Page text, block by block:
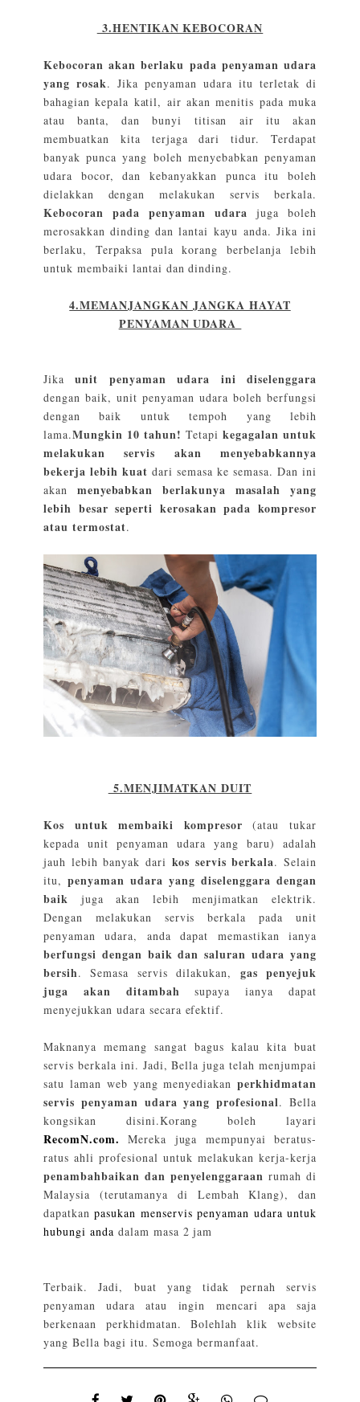
3.HENTIKAN KEBOCORAN
Kebocoran akan berlaku pada penyaman udara
yang rosak. Jika penyaman udara itu terletak di
bahagian kepala katil, air akan menitis pada muka
atau banta, dan bunyi titisan air itu akan
membuatkan kita terjaga dari tidur. Terdapat
banyak punca yang boleh menyebabkan penyaman
udara bocor, dan kebanyakkan punca itu boleh
dielakkan dengan melakukan servis berkala.
Kebocoran pada penyaman udara juga boleh
merosakkan dinding dan lantai kayu anda. Jika ini
berlaku, Terpaksa pula korang berbelanja lebih
untuk membaiki lantai dan dinding.
4.MEMANJANGKAN JANGKA HAYAT
PENYAMAN UDARA
Jikaunit penyaman udara ini diselenggara
dengan baik, unit penyaman udara boleh berfungsi
dengan baik untuk tempoh yang lebih
lama.Mungkin 10 tahun! Tetapikegagalan untuk
melakukan servis akan menyebabkannya
bekerja lebih kuat dari semasa ke semasa. Dan ini
akan menyebabkan berlakunya masalah yang
lebih besar seperti kerosakan pada kompresor
atau termostat.
5.MENJIMATKAN DUIT
Kos untuk membaiki kompresor (atau tukar
kepada unit penyaman udara yang baru) adalah
jauh lebih banyak dari kos servis berkala. Selain
itu,penyaman udara yang diselenggara dengan
baik juga akan lebih menjimatkan elektrik.
Dengan melakukan servis berkala pada unit
penyaman udara, anda dapat memastikan ianya
berfungsi dengan baik dan saluran udara yang
bersih. Semasa servis dilakukan, gas penyejuk
juga akan ditambahsupaya ianya dapat
menyejukkan udara secara efektif.
Maknanya memang sangat bagus kalau kita buat
servis berkala ini. Jadi, Bella juga telah menjumpai
satu laman web yang menyediakan perkhidmatan
servis penyaman udara yang profesional. Bella
kongsikan disini.Korang boleh layari
RecomN.com.
Mereka juga mempunyai beratus-
ratus ahli profesional untuk melakukan kerja-kerja
penambahbaikan dan penyelenggaraan rumah di
Malaysia (terutamanya di Lembah Klang), dan
dapatkan pasukan menservis penyaman udara untuk
hubungi anda dalam masa 2 jam
Terbaik. Jadi, buat yang tidak pernah servis
penyaman udara atau ingin mencari apa saja
berkenaan perkhidmatan. Bolehlah klik website
yang Bella bagi itu. Semoga bermanfaat.